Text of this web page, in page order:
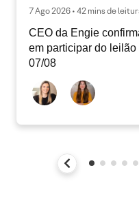
7 Ago 2026 • 42 mins de
CEO da Engie
em participar do
07/08